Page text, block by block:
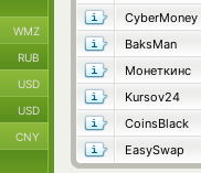
CyberMoney
BaksMan
Монеткинс
Kursov24
CoinsBlack
EasySwap
WMZ
RUB
USD
USD
CNY